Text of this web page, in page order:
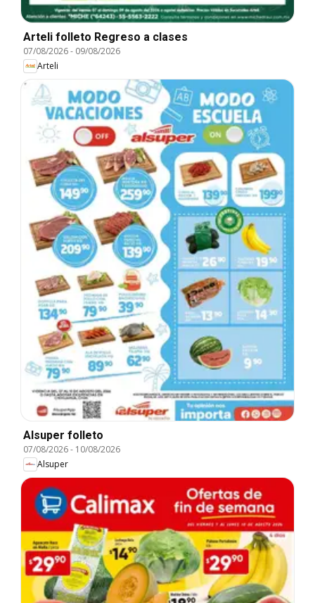
Arteli folleto Regreso a clases
07/08/2026- 09/08/2026
Arteli
Alsuper folleto
07/08/2026- 10/08/2026
Alsuper